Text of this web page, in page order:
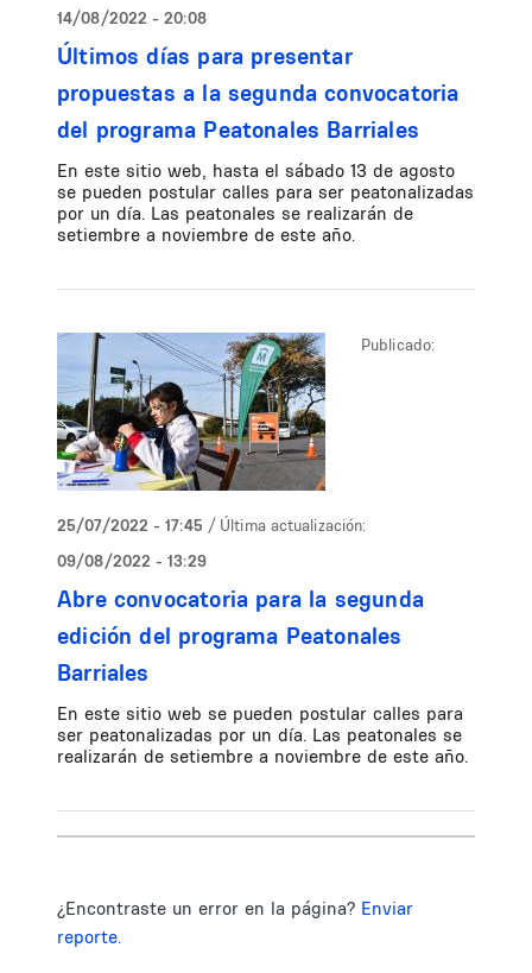
14/08/2022 - 20:08
Últimos días para presentar
propuestas a la segunda convocatoria
del programa Peatonales Barriales
En este sitio web, hasta el sábado 13 de agosto
se pueden postular calles para ser peatonalizadas
por un día. Las peatonales se realizarán de
setiembre a noviembre de este año.
Publicado:
25/07/2022 - 17:45 / Última actualización:
09/08/2022 - 13:29
Abre convocatoria para la segunda
edición del programa Peatonales
Barriales
En este sitio web se pueden postular calles para
ser peatonalizadas por un día. Las peatonales se
realizarán de setiembre a noviembre de este año.
¿Encontraste un error en la página? Enviar
reporte.